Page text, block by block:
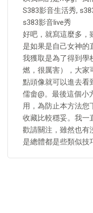
S383影音生活秀,
s383影音live秀
好吧，就寫這麼多，
是如果是自己女神的
我獲取是為了得到學
燃，很厲害），大家
點頭像就可以進去看
儒畬@。最後這個小
用，為防止本方法您
收藏比較穩妥。我一
歡請關注，雖然也有
是總體都是些類似技